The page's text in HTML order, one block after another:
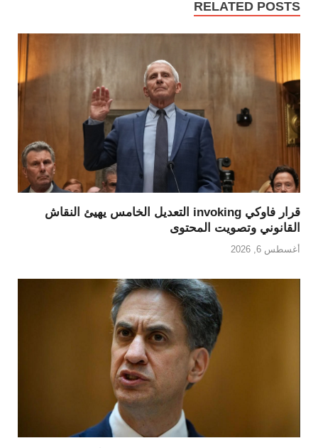
RELATED POSTS
قرار فاوكي invoking التعديل الخامس يهيئ النقاش
القانوني وتصويت المحتوى
أغسطس 6, 2026